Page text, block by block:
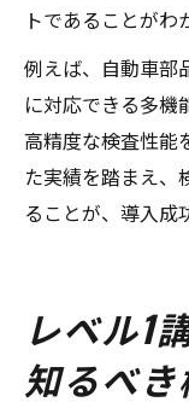
トであることがわ
例えば、自動車部
に対応できる多機
高精度な検査性能
た実績を踏まえ、
ることが、導入成
レベル1
知るべ